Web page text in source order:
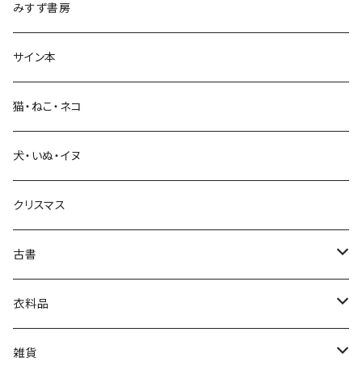
生活・暮らし
芸術・絵画・写真
絵本・児童書
娯楽・エンターテインメント
みすず書房
サイン本
猫・ねこ・ネコ
犬・いぬ・イヌ
クリスマス
古書
古書セット
美術
衣料品
POLEWARDS
雑貨